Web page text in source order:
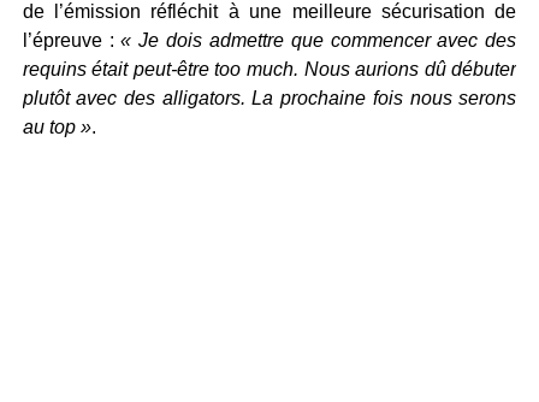
de l’émission réfléchit à une meilleure sécurisation de
l’épreuve :« Je dois admettre que commencer avec des
requins était peut-être too much. Nous aurions dû débuter
plutôt avec des alligators. La prochaine fois nous serons
au top ».